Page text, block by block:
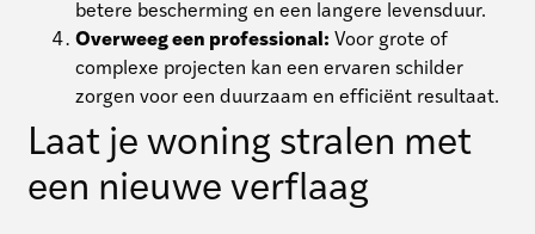
betere bescherming en een langere levensduur.
Overweeg een professional: Voor grote of
complexe projecten kan een ervaren schilder
zorgen voor een duurzaam en efficiënt resultaat.
Laat je woning stralen met
een nieuwe verflaag